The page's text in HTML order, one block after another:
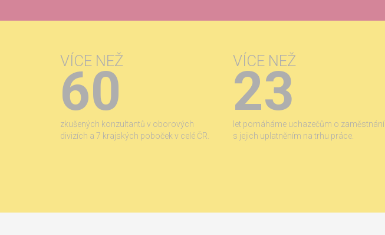
VÍCE NEŽ
60
zkušených konzultantů v oborových
divizích a 7 krajských poboček v celé ČR.
VÍCE NEŽ
23
let pomáháme uchazečům o zaměstnání
s jejich uplatněním na trhu práce.